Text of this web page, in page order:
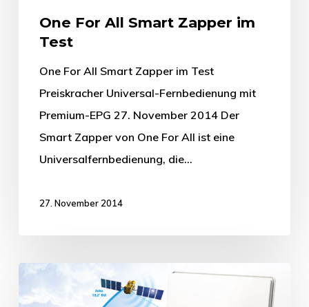
One For All Smart Zapper im
Test
One For All Smart Zapper im Test
Preiskracher Universal-Fernbedienung mit
Premium-EPG 27. November 2014 Der
Smart Zapper von One For All ist eine
Universalfernbedienung, die…
27. November 2014